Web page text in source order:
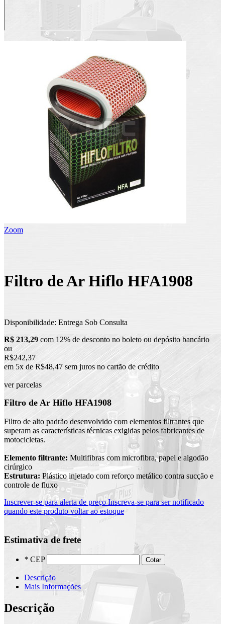
Zoom
Filtro de Ar Hiflo HFA1908
Disponibilidade: Entrega Sob Consulta
R$ 213,29 com 12% de desconto no boleto ou depósito bancário
ou
R$242,37
em 5x de R$48,47 sem juros no cartão de crédito
ver parcelas
Filtro de Ar Hiflo HFA1908
Filtro de alto padrão desenvolvido com elementos filtrantes que
superam as características técnicas exigidas pelos fabricantes de
motocicletas.
Elemento filtrante: Multifibras com microfibra, papel e algodão
cirúrgico
Estrutura: Plástico injetado com reforço metálico contra sucção e
controle de fluxo
Inscrever-se para alerta de preço Inscreva-se para ser notificado
quando este produto voltar ao estoque
Estimativa de frete
* CEP Cotar
Descrição
Mais Informações
Descrição